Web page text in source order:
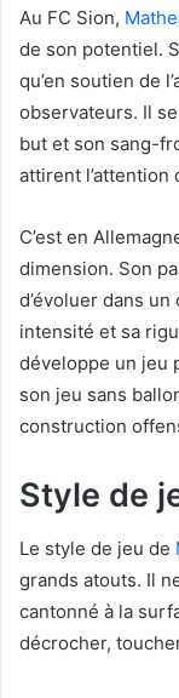
Au FC Sion,
de son potentiel.
qu’en soutien de
observateurs. Il
but et son sang-
attirent l’attention
C’est en
dimension. Son
d’évoluer dans
intensité et sa
développe un jeu
son jeu sans
construction
Style de
Le style de jeu de
grands atouts. Il
cantonné à la
décrocher,